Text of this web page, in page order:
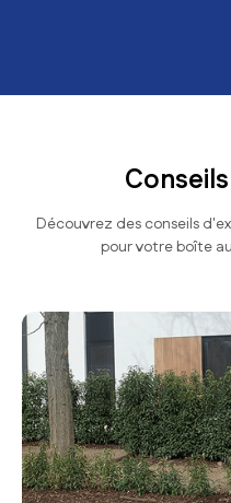
Découvrez des conseils
pour votre boîte